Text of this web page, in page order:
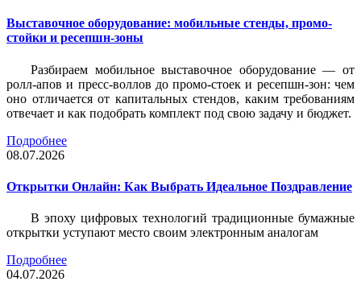
Выставочное оборудование: мобильные стенды, промо-
стойки и ресепшн-зоны
Разбираем мобильное выставочное оборудование — от
ролл-апов и пресс-воллов до промо-стоек и ресепшн-зон: чем
оно отличается от капитальных стендов, каким требованиям
отвечает и как подобрать комплект под свою задачу и бюджет.
Подробнее
08.07.2026
Открытки Онлайн: Как Выбрать Идеальное Поздравление
В эпоху цифровых технологий традиционные бумажные
открытки уступают место своим электронным аналогам
Подробнее
04.07.2026